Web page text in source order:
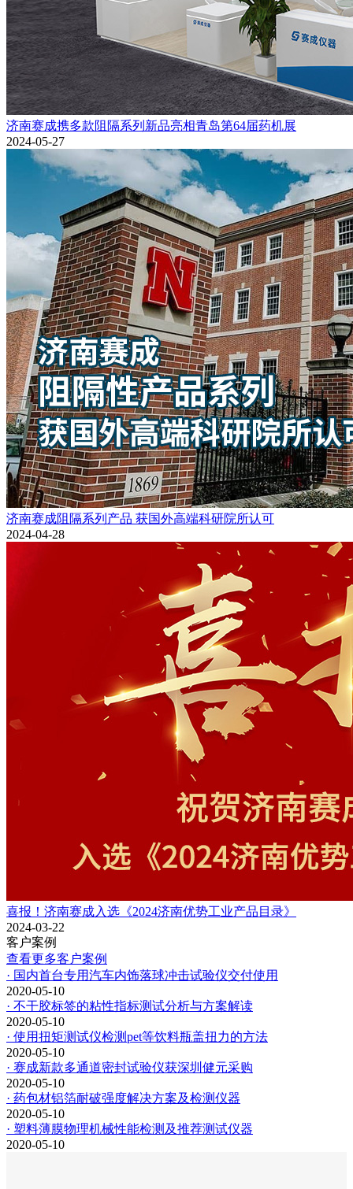
济南赛成携多款阻隔系列新品亮相青岛第64届药机展
2024-05-27
济南赛成阻隔系列产品 获国外高端科研院所认可
2024-04-28
喜报！济南赛成入选《2024济南优势工业产品目录》
2024-03-22
客户案例
查看更多客户案例
· 国内首台专用汽车内饰落球冲击试验仪交付使用
2020-05-10
· 不干胶标签的粘性指标测试分析与方案解读
2020-05-10
· 使用扭矩测试仪检测pet等饮料瓶盖扭力的方法
2020-05-10
· 赛成新款多通道密封试验仪获深圳健元采购
2020-05-10
· 药包材铝箔耐破强度解决方案及检测仪器
2020-05-10
· 塑料薄膜物理机械性能检测及推荐测试仪器
2020-05-10